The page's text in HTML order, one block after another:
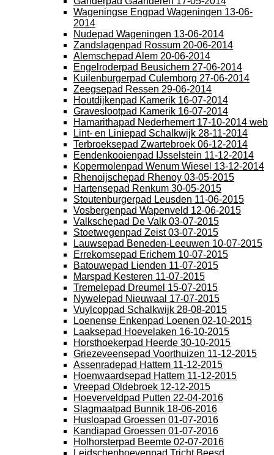
Wageningse Engpad Wageningen 13-06-
2014
Nudepad Wageningen 13-06-2014
Zandslagenpad Rossum 20-06-2014
Alemschepad Alem 20-06-2014
Engelroderpad Beusichem 27-06-2014
Kuilenburgerpad Culemborg 27-06-2014
Zeegsepad Ressen 29-06-2014
Houtdijkenpad Kamerik 16-07-2014
Graveslootpad Kamerik 16-07-2014
Hamarithapad Nederhemert 17-10-2014 web
Lint- en Liniepad Schalkwijk 28-11-2014
Terbroeksepad Zwartebroek 06-12-2014
Eendenkooienpad IJsselstein 11-12-2014
Kopermolenpad Wenum Wiesel 13-12-2014
Rhenoijschepad Rhenoy 03-05-2015
Hartensepad Renkum 30-05-2015
Stoutenburgerpad Leusden 11-06-2015
Vosbergenpad Wapenveld 12-06-2015
Valkschepad De Valk 03-07-2015
Stoetwegenpad Zeist 03-07-2015
Lauwsepad Beneden-Leeuwen 10-07-2015
Errekomsepad Erichem 10-07-2015
Batouwepad Lienden 11-07-2015
Marspad Kesteren 11-07-2015
Tremelepad Dreumel 15-07-2015
Nywelepad Nieuwaal 17-07-2015
Vuylcoppad Schalkwijk 28-08-2015
Loenense Enkenpad Loenen 02-10-2015
Laaksepad Hoevelaken 16-10-2015
Horsthoekerpad Heerde 30-10-2015
Griezeveensepad Voorthuizen 11-12-2015
Assenradepad Hattem 11-12-2015
Hoenwaardsepad Hattem 11-12-2015
Vreepad Oldebroek 12-12-2015
Hoeverveldpad Putten 22-04-2016
Slagmaatpad Bunnik 18-06-2016
Husloapad Groessen 01-07-2016
Kandiapad Groessen 01-07-2016
Holhorsterpad Beemte 02-07-2016
Leidschenhoevenpad Tricht Beesd